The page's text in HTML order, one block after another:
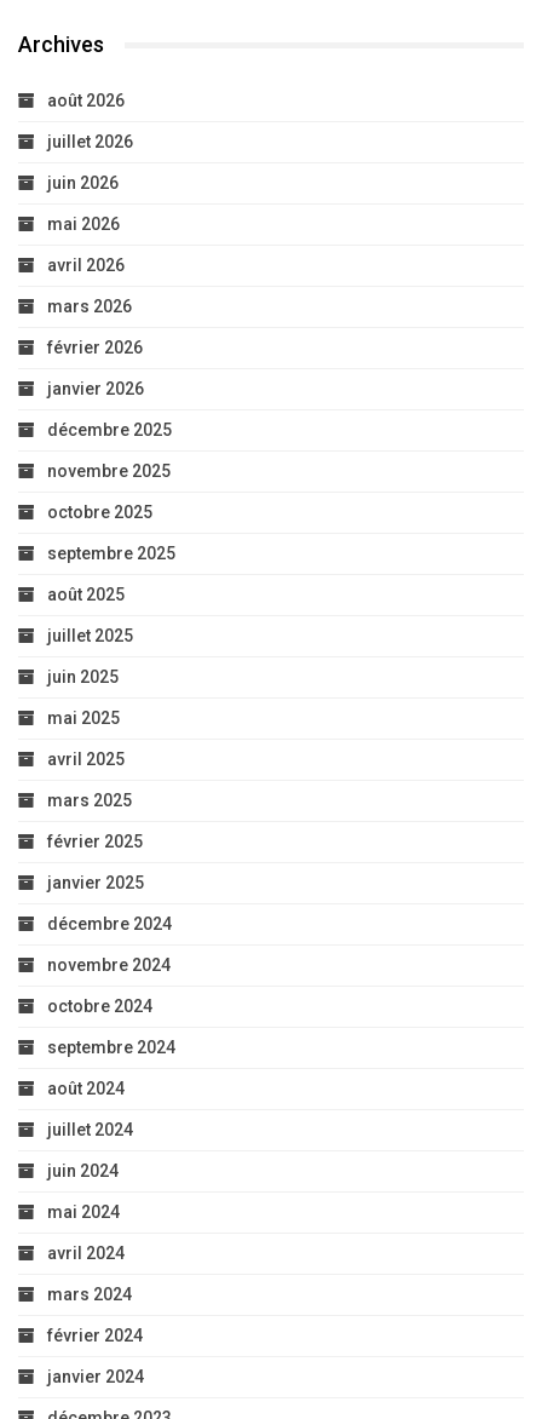
Archives
août 2026
juillet 2026
juin 2026
mai 2026
avril 2026
mars 2026
février 2026
janvier 2026
décembre 2025
novembre 2025
octobre 2025
septembre 2025
août 2025
juillet 2025
juin 2025
mai 2025
avril 2025
mars 2025
février 2025
janvier 2025
décembre 2024
novembre 2024
octobre 2024
septembre 2024
août 2024
juillet 2024
juin 2024
mai 2024
avril 2024
mars 2024
février 2024
janvier 2024